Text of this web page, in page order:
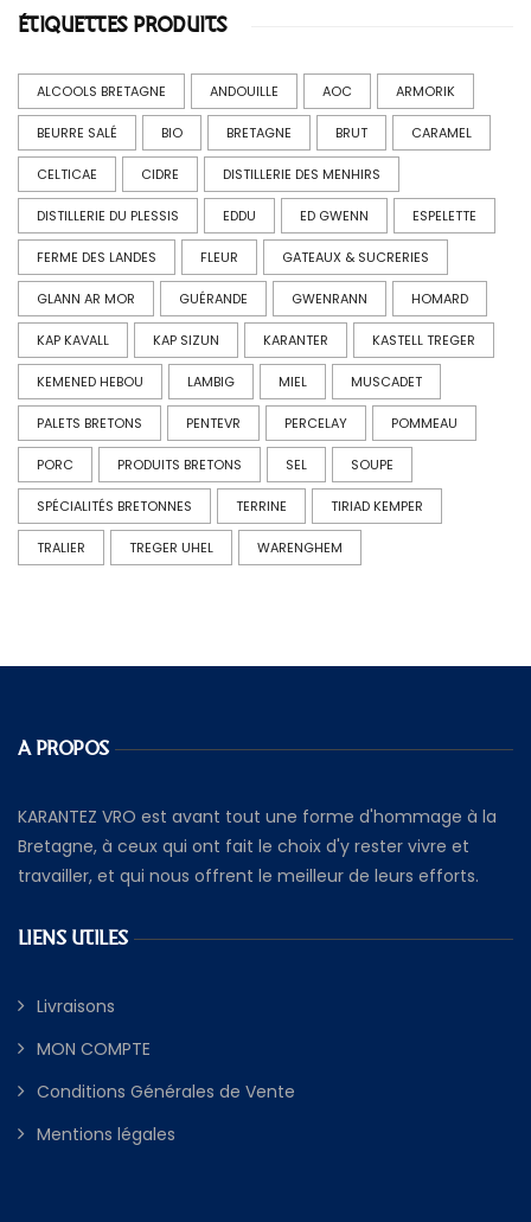
ÉTIQUETTES PRODUITS
ALCOOLS BRETAGNE ANDOUILLE AOC ARMORIK
BEURRE SALÉ BIO BRETAGNE BRUT CARAMEL
CELTICAE CIDRE DISTILLERIE DES MENHIRS
DISTILLERIE DU PLESSIS EDDU ED GWENN ESPELETTE
FERME DES LANDES FLEUR GATEAUX & SUCRERIES
GLANN AR MOR GUÉRANDE GWENRANN HOMARD
KAP KAVALL KAP SIZUN KARANTER KASTELL TREGER
KEMENED HEBOU LAMBIG MIEL MUSCADET
PALETS BRETONS PENTEVR PERCELAY POMMEAU
PORC PRODUITS BRETONS SEL SOUPE
SPÉCIALITÉS BRETONNES TERRINE TIRIAD KEMPER
TRALIER TREGER UHEL WARENGHEM
A PROPOS
KARANTEZ VRO est avant tout une forme d'hommage à la
Bretagne, à ceux qui ont fait le choix d'y rester vivre et
travailler, et qui nous offrent le meilleur de leurs efforts.
LIENS UTILES
Livraisons
MON COMPTE
Conditions Générales de Vente
Mentions légales